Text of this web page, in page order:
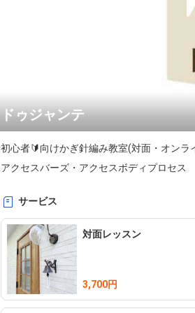
ドゥジャンテ
初心者🔰向けかぎ針編み教室(対面・オンラ
アクセスバーズ・アクセスボディプロセス
サービス
対面レッスン
3,700円